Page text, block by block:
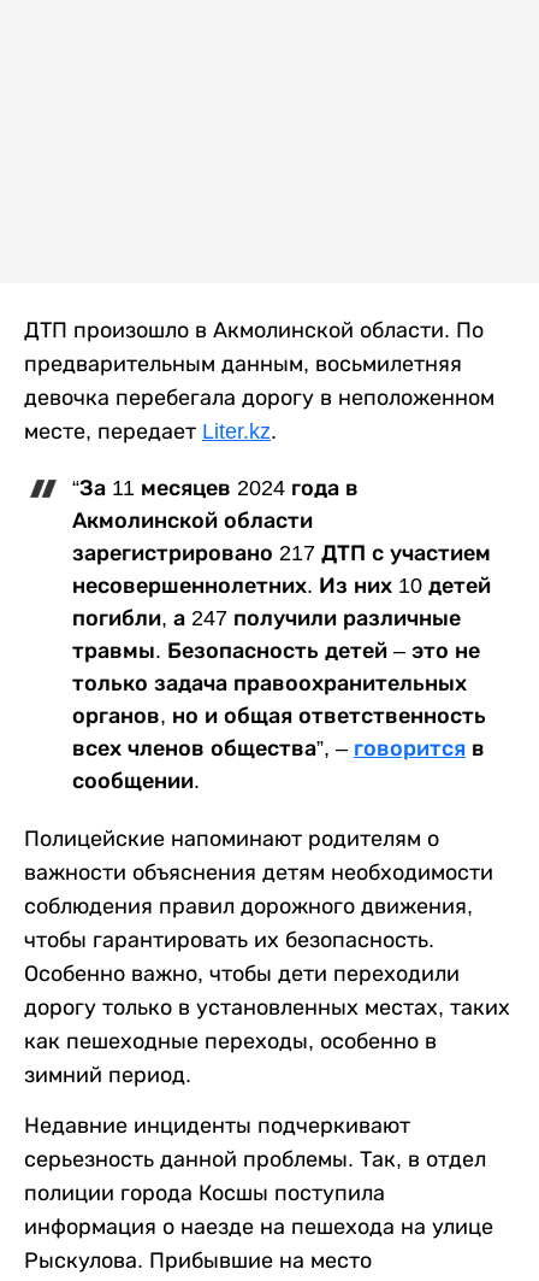
ДТП произошло в Акмолинской области. По
предварительным данным, восьмилетняя
девочка перебегала дорогу в неположенном
месте, передает Liter.kz.
“За 11 месяцев 2024 года в
Акмолинской области
зарегистрировано 217 ДТП с участием
несовершеннолетних. Из них 10 детей
погибли, а 247 получили различные
травмы. Безопасность детей – это не
только задача правоохранительных
органов, но и общая ответственность
всех членов общества”, – говорится в
сообщении.
Полицейские напоминают родителям о
важности объяснения детям необходимости
соблюдения правил дорожного движения,
чтобы гарантировать их безопасность.
Особенно важно, чтобы дети переходили
дорогу только в установленных местах, таких
как пешеходные переходы, особенно в
зимний период.
Недавние инциденты подчеркивают
серьезность данной проблемы. Так, в отдел
полиции города Косшы поступила
информация о наезде на пешехода на улице
Рыскулова. Прибывшие на место